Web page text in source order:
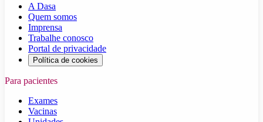
A Dasa
Quem somos
Imprensa
Trabalhe conosco
Portal de privacidade
Política de cookies
Para pacientes
Exames
Vacinas